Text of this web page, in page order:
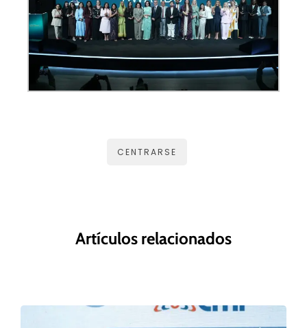
CENTRARSE
Artículos relacionados